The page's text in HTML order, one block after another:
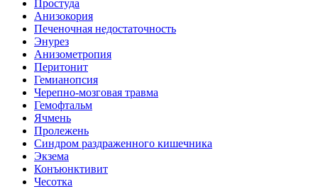
Простуда
Анизокория
Печеночная недостаточность
Энурез
Анизометропия
Перитонит
Гемианопсия
Черепно-мозговая травма
Гемофтальм
Ячмень
Пролежень
Синдром раздраженного кишечника
Экзема
Конъюнктивит
Чесотка